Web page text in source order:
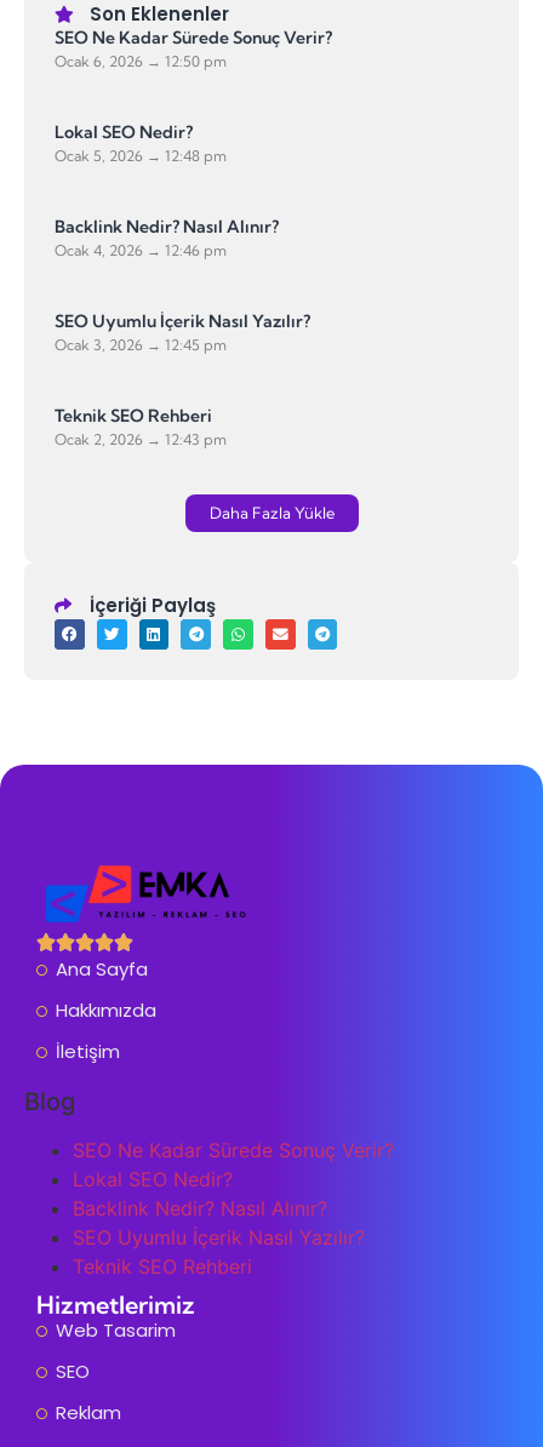
Son Eklenenler
SEO Ne Kadar Sürede Sonuç Verir?
Ocak 6, 2026 12:50 pm
Lokal SEO Nedir?
Ocak 5, 2026 12:48 pm
Backlink Nedir? Nasıl Alınır?
Ocak 4, 2026 12:46 pm
SEO Uyumlu İçerik Nasıl Yazılır?
Ocak 3, 2026 12:45 pm
Teknik SEO Rehberi
Ocak 2, 2026 12:43 pm
Daha Fazla Yükle
İçeriği Paylaş
Ana Sayfa
Hakkımızda
İletişim
Blog
SEO Ne Kadar Sürede Sonuç Verir?
Lokal SEO Nedir?
Backlink Nedir? Nasıl Alınır?
SEO Uyumlu İçerik Nasıl Yazılır?
Teknik SEO Rehberi
Hizmetlerimiz
Web Tasarim
SEO
Reklam